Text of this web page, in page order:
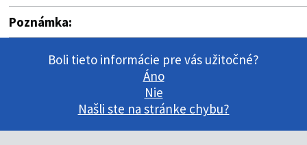
Poznámka:
Boli tieto informácie pre vás užitočné?
Áno
Nie
Našli ste na stránke chybu?